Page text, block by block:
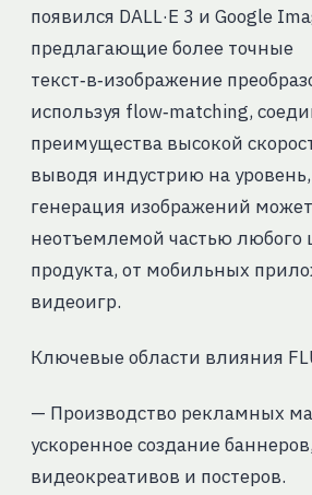
появился DALL·E 3 и Google
предлагающие более точные
текст‑в‑изображение
используя flow‑matching,
преимущества высокой
выводя индустрию на
генерация изображений может
неотъемлемой частью любого
продукта, от мобильных
видеоигр.
Ключевые области влияния
— Производство рекламных
ускоренное создание баннеров,
видеокреативов и постеров.